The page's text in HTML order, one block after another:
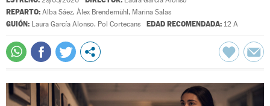
REPARTO: Alba Sáez, Àlex Brendemühl , Marina Salas
GUIÓN: Laura García Alonso, Pol Cortecans EDAD RECOMENDADA: 12 A